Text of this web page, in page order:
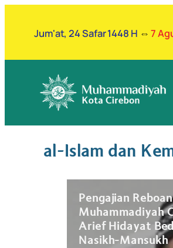
Jum'at, 24 Safar 1448 H ⇔7
al-Islam dan
Pengajian
Muhammadiyah
Arief Hidayat
Nasikh-Mansukh